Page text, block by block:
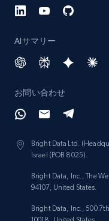
AIサマリー
お問い合わせ
Bright Data Ltd.
Israel (POB 8025).
Bright Data, Inc., The
94107, United States.
Bright Data, Inc., 500